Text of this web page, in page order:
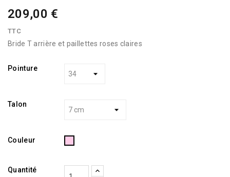
209,00 €
TTC
Bride T arrière et paillettes roses claires
Pointure
Talon
Couleur Rose
clair
Quantité